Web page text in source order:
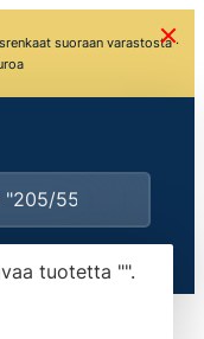
suoraan varastosta ·
tuotetta "".